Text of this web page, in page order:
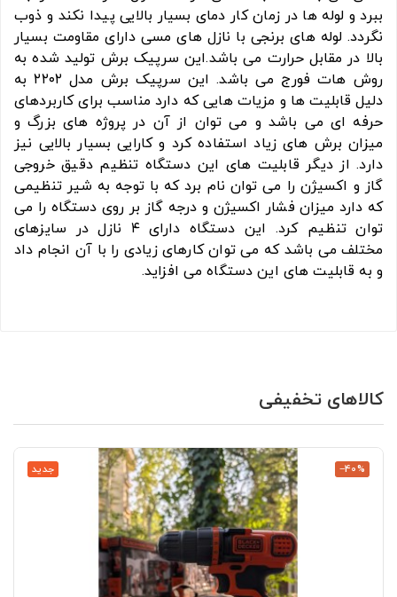
ببرد و لوله ها در زمان کار دمای بسیار بالایی پیدا نکند و ذوب
نگردد. لوله های برنجی با نازل های مسی دارای مقاومت بسیار
بالا در مقابل حرارت می باشد.این سرپیک برش تولید شده به
روش هات فورج می باشد. این سرپیک برش مدل ۲۲۰۲ به
دلیل قابلیت ها و مزیات هایی که دارد مناسب برای کاربردهای
حرفه ای می باشد و می توان از آن در پروژه های بزرگ و
میزان برش های زیاد استفاده کرد و کارایی بسیار بالایی نیز
دارد. از دیگر قابلیت های این دستگاه تنظیم دقیق خروجی
گاز و اکسیژن را می توان نام برد که با توجه به شیر تنظیمی
که دارد میزان فشار اکسیژن و درجه گاز بر روی دستگاه را می
توان تنظیم کرد. این دستگاه دارای ۴ نازل در سایزهای
مختلف می باشد که می توان کارهای زیادی را با آن انجام داد
و به قابلیت های این دستگاه می افزاید.
کالاهای تخفیفی
جدید ‎−40%